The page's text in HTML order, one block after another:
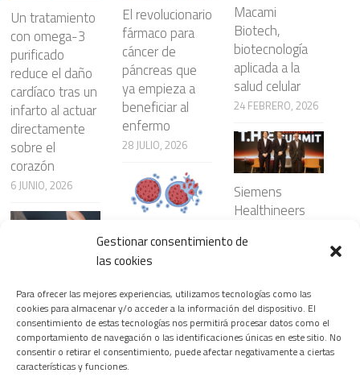
Gestionar consentimiento de
las cookies
Para ofrecer las mejores experiencias, utilizamos tecnologías como las
cookies para almacenar y/o acceder a la información del dispositivo. El
consentimiento de estas tecnologías nos permitirá procesar datos como el
comportamiento de navegación o las identificaciones únicas en este sitio. No
consentir o retirar el consentimiento, puede afectar negativamente a ciertas
características y funciones.
Un tratamiento
con omega-3
purificado
reduce el daño
cardíaco tras un
infarto al actuar
directamente
sobre el
corazón
6 JUNIO, 2026
cardiovasculare
s ocultos en
ciertos
patrones del
sueño
El revolucionario
fármaco para
cáncer de
páncreas que
ya empieza a
beneficiar al
enfermo
28 JULIO, 2026
¿Nanopartículas
para atacar el
cáncer con
mayor
precisión?
23 JULIO, 2026
Macami
Biotech,
biotecnología
aplicada a la
salud celular
24 FEBRERO, 2026
Siemens
Healthineers
primera edición
Healthineers
Summit, su
nuevo
encuentro
insignia para